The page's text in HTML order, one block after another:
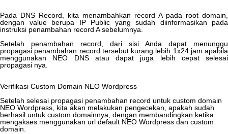
Pada DNS Record kita menambahkan record A pada root domain
dengan
value berupa IP Public yang sudah diinformasikan
pada
instruksi penambahan record A sebelumnya
Setelah
penambahan record dari sisi Anda dapat
menunggu
propagasi penambahan record tersebut kurang lebih 1x24 jam apabila
menggunakan
NEO DNS atau dapat juga lebih cepat
selesai
propagasi nya
Verifikasi Custom Domain NEO Wordpress
Setelah selesai propagasi penambahan record untuk custom domain
NEO Wordpress kita akan melakukan pengecekan apakah sudah
berhasil untuk custom domainnya dengan membandingkan ketika
mengakses menggunakan url default NEO Wordpress dan custom
domain